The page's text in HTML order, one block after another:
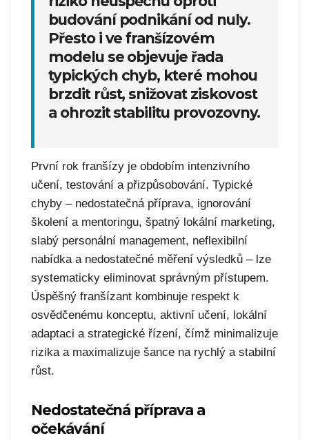
budování podnikání od nuly.
Přesto i ve franšízovém
modelu se objevuje řada
typických chyb, které mohou
brzdit růst, snižovat ziskovost
a ohrozit stabilitu provozovny.
První rok franšízy je obdobím intenzivního
učení, testování a přizpůsobování. Typické
chyby – nedostatečná příprava, ignorování
školení a mentoringu, špatný lokální marketing,
slabý personální management, neflexibilní
nabídka a nedostatečné měření výsledků – lze
systematicky eliminovat správným přístupem.
Úspěšný franšízant kombinuje respekt k
osvědčenému konceptu, aktivní učení, lokální
adaptaci a strategické řízení, čímž minimalizuje
rizika a maximalizuje šance na rychlý a stabilní
růst.
Nedostatečná příprava a
očekávání